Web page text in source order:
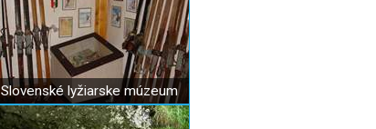
Slovenské lyžiarske múzeum